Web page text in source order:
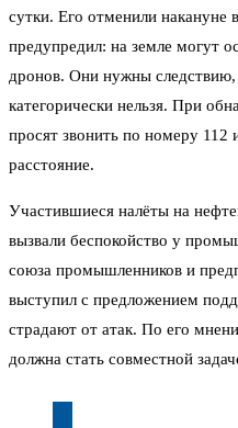
сутки. Его отменили накануне
предупредил: на земле могут
дронов. Они нужны следствию,
категорически нельзя. При
просят звонить по номеру 112
расстояние.
Участившиеся налёты на
вызвали беспокойство у
союза промышленников и
выступил с предложением
страдают от атак. По его
должна стать совместной